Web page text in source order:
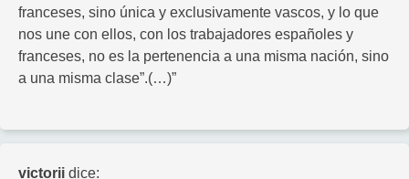
franceses, sino única y exclusivamente vascos, y lo que
nos une con ellos, con los trabajadores españoles y
franceses, no es la pertenencia a una misma nación, sino
a una misma clase”.(…)”
victorii dice: